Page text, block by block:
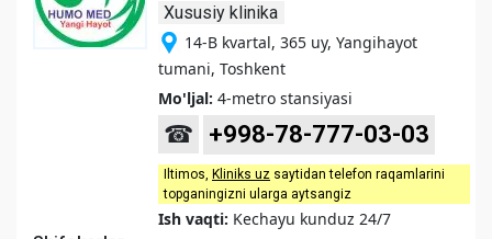
Xususiy klinika
14-B kvartal, 365 uy, Yangihayot
tumani, Toshkent
Mo'ljal: 4-metro stansiyasi
☎ +998-78-777-03-03
Iltimos, Kliniks uz saytidan telefon raqamlarini
topganingizni ularga aytsangiz
Ish vaqti: Kechayu kunduz 24/7